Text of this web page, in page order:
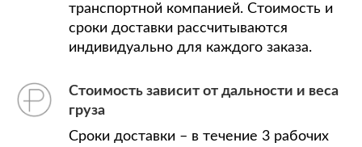
транспортной компанией. Стоимость и
сроки доставки рассчитываются
индивидуально для каждого заказа.
Стоимость зависит от дальности и веса
груза
Сроки доставки – в течение 3 рабочих